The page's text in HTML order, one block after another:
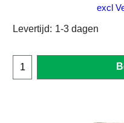
excl
Levertijd: 1-3 dagen